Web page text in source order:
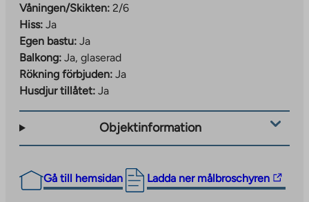
Våningen/Skikten: 2/6
Hiss: Ja
Egen bastu: Ja
Balkong: Ja, glaserad
Rökning förbjuden: Ja
Husdjur tillåtet: Ja
Objektinformation
Gå till hemsidan Ladda ner målbroschyren
The
link